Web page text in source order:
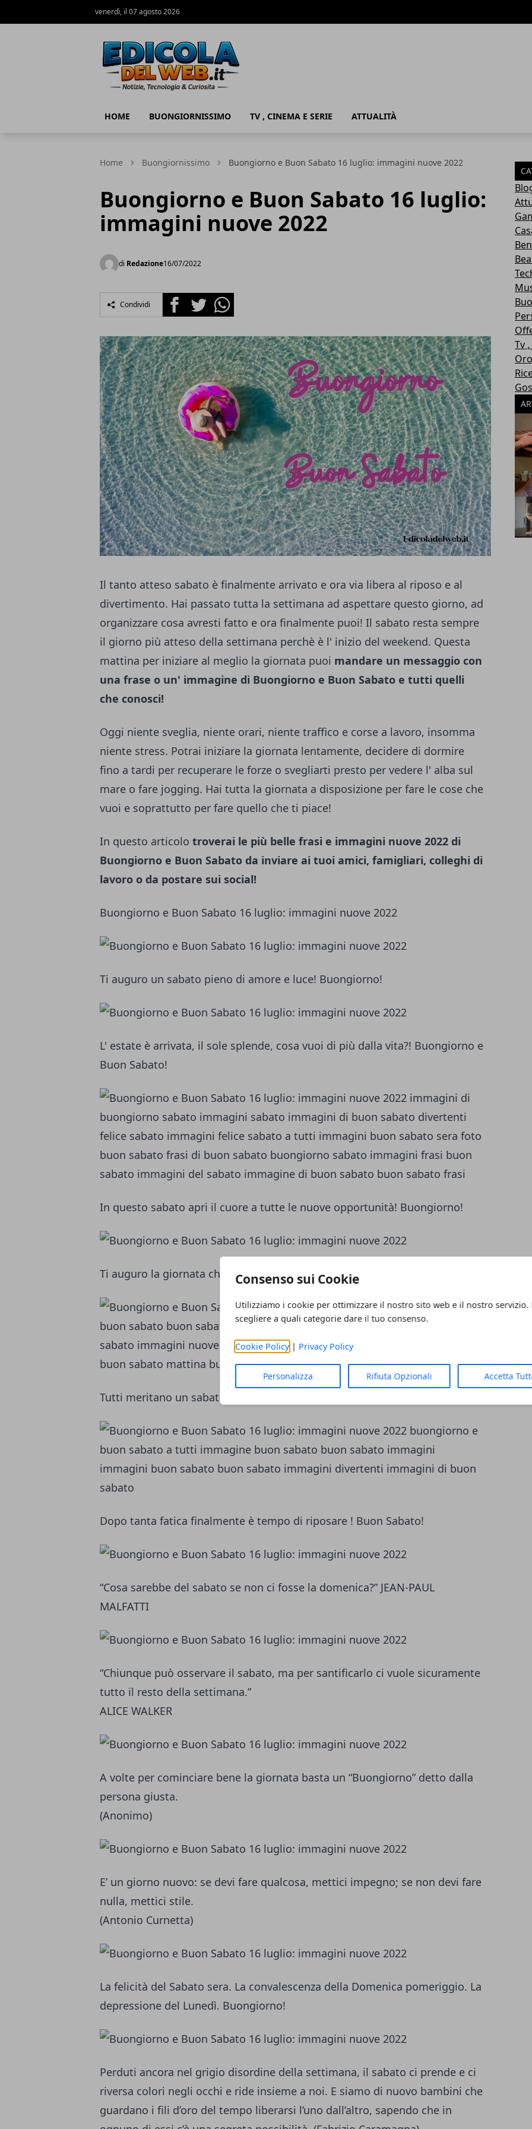
Consenso sui Cookie
Utilizziamo i cookie per ottimizzare il nostro sito web e il nostro servizio.
scegliere a quali categorie dare il tuo consenso.
Cookie Policy| Privacy Policy
Personalizza Rifiuta Opzionali Accetta
venerdì, il 07 agosto 2026
HOME BUONGIORNISSIMO TV , CINEMA E SERIE ATTUALITÀ
Home Buongiornissimo Buongiorno e Buon Sabato 16 luglio: immagini nuove 2022
Buongiorno e Buon Sabato 16 luglio:
immagini nuove 2022
di Redazione16/07/2022
Condividi FacebookTwitterWhatsapp
Il tanto atteso sabato è finalmente arrivato e ora via libera al riposo e al
divertimento. Hai passato tutta la settimana ad aspettare questo giorno, ad
organizzare cosa avresti fatto e ora finalmente puoi! Il sabato resta sempre
il giorno più atteso della settimana perchè è l' inizio del weekend. Questa
mattina per iniziare al meglio la giornata puoi mandare un messaggio con
una frase o un' immagine di Buongiorno e Buon Sabato e tutti quelli
che conosci!
Oggi niente sveglia, niente orari, niente traffico e corse a lavoro, insomma
niente stress. Potrai iniziare la giornata lentamente, decidere di dormire
fino a tardi per recuperare le forze o svegliarti presto per vedere l' alba sul
mare o fare jogging. Hai tutta la giornata a disposizione per fare le cose che
vuoi e soprattutto per fare quello che ti piace!
In questo articolo troverai le più belle frasi e immagini nuove 2022 di
Buongiorno e Buon Sabato da inviare ai tuoi amici, famigliari, colleghi di
lavoro o da postare sui social!
Buongiorno e Buon Sabato 16 luglio: immagini nuove 2022
Ti auguro un sabato pieno di amore e luce! Buongiorno!
L' estate è arrivata, il sole splende, cosa vuoi di più dalla vita?! Buongiorno e
Buon Sabato!
In questo sabato apri il cuore a tutte le nuove opportunità! Buongiorno!
Ti auguro la giornata che sognavi da tempo! Buongiorno e Buon Sabto!
Tutti meritano un sabato rilassante e divertente!
Dopo tanta fatica finalmente è tempo di riposare ! Buon Sabato!
“Cosa sarebbe del sabato se non ci fosse la domenica?” JEAN-PAUL
MALFATTI
“Chiunque può osservare il sabato, ma per santificarlo ci vuole sicuramente
tutto il resto della settimana.”
ALICE WALKER
A volte per cominciare bene la giornata basta un “Buongiorno” detto dalla
persona giusta.
(Anonimo)
E’ un giorno nuovo: se devi fare qualcosa, mettici impegno; se non devi fare
nulla, mettici stile.
(Antonio Curnetta)
La felicità del Sabato sera. La convalescenza della Domenica pomeriggio. La
depressione del Lunedì. Buongiorno!
Perduti ancora nel grigio disordine della settimana, il sabato ci prende e ci
riversa colori negli occhi e ride insieme a noi. E siamo di nuovo bambini che
guardano i fili d’oro del tempo liberarsi l’uno dall’altro, sapendo che in
Tv